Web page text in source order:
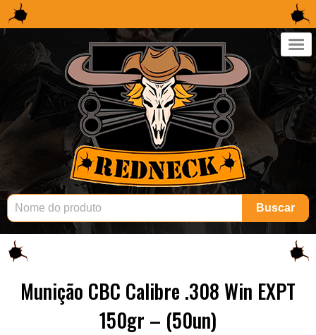
×
Buscar
Munição CBC Calibre .308 Win EXPT
150gr – (50un)